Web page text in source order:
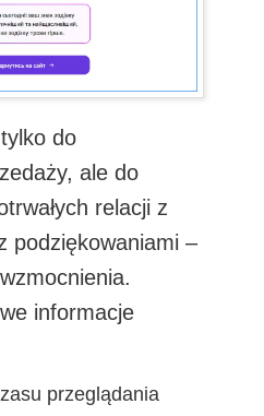
do
ale do
relacji z
podziękowaniami –
informacje
przeglądania